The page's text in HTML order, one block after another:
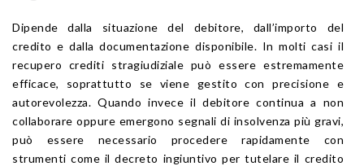
Dipende dalla situazione del debitore, dall’importo del
credito e dalla documentazione disponibile. In molti casi il
recupero crediti stragiudiziale può essere estremamente
efficace, soprattutto se viene gestito con precisione e
autorevolezza. Quando invece il debitore continua a non
collaborare oppure emergono segnali di insolvenza più gravi,
può essere necessario procedere rapidamente con
strumenti come il decreto ingiuntivo per tutelare il credito